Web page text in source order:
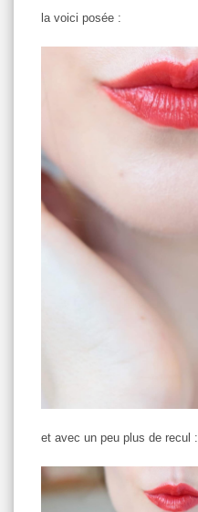
la voici posée :
et avec un peu plus de recul :